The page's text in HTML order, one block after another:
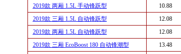
2019款 两厢 1.5L 手动锋跃型
10.88
2019款 三厢 1.5L 自动锋跃型
12.08
2019款 两厢 1.5L 自动锋跃型
12.08
2019款 三厢 EcoBoost 180 自动锋潮型
13.48